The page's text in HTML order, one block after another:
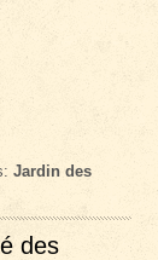
Jardin des
des